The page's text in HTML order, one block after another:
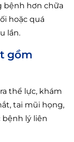
bệnh hơn chữa
hoặc quá
lần.
gồm
thể lực, khám
tai mũi họng,
lý liên